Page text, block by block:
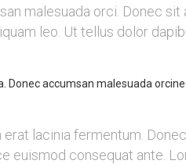
malesuada orci. Donec
leo. Ut tellus dolor
Donec accumsan malesuada
lacinia fermentum.
euismod consequat ante.